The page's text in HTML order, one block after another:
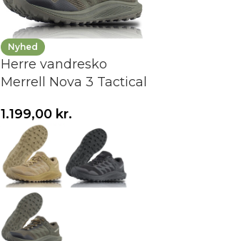
Nyhed
Herre vandresko
Merrell Nova 3 Tactical
1.199,00 kr.
Vælg variant